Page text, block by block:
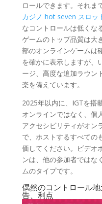
ロールできます。それま
カジノ hot seven スロッ
なコントロールは低くな
ゲームのトップ品質は大
部のオンラインゲームは
を確かに表示しますが、
ージ、高度な追加ラウン
楽を備えています。
2025年以内に、IGTを搭
オンラインではなく、個
アクセシビリティがオン
で、ホストするすべての
価してください。ビデオ
ンは、他の参加者ではな
ムのタイプです。
偶然のコントロール
告、利点